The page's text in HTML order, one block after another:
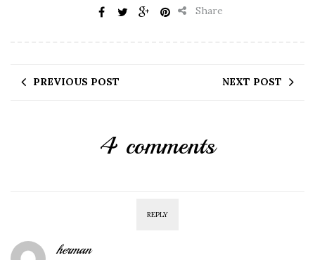
Share
PREVIOUS POST NEXT POST
4 comments
REPLY
herman